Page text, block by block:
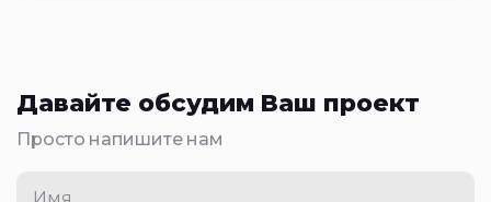
Давайте обсудим Ваш проект
Просто напишите нам
Имя